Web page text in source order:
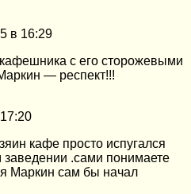
в 16:29
с его сторожевыми
— респект!!!
кафе просто испугался
заведении .сами понимаете
Маркин сам бы начал